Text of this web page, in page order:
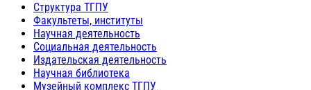
Структура ТГПУ
Факультеты, институты
Научная деятельность
Социальная деятельность
Издательская деятельность
Научная библиотека
Музейный комплекс ТГПУ